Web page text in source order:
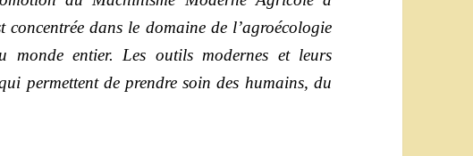
dans le domaine de l’agroécologie
monde entier. Les outils modernes et leurs
permettent de prendre soin des humains, du